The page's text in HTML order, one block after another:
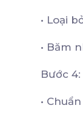
• Loại
• Băm
Bước
•